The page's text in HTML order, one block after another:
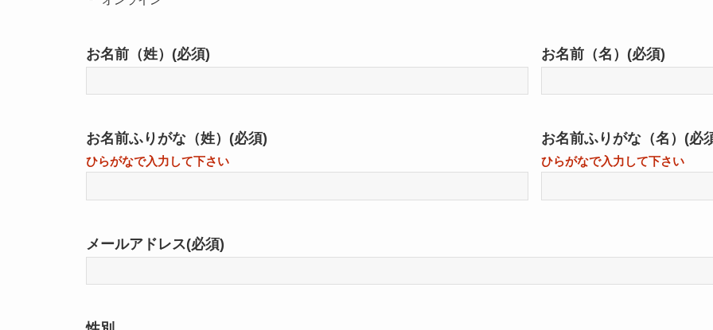
お名前（姓） (必須) お名前（名） (必須)
お名前ふりがな（姓） (必須)
ひらがなで入力して下さい
お名前ふりがな（名） (必
ひらがなで入力して下さい
メールアドレス(必須)